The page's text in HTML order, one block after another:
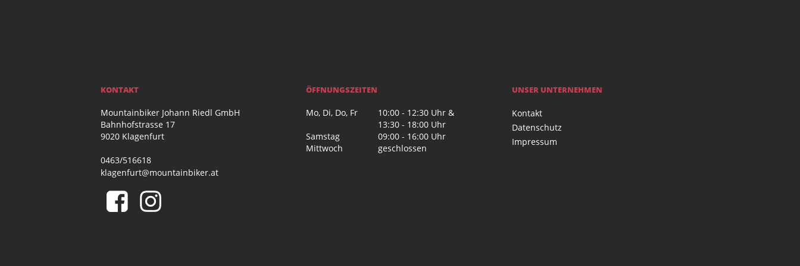
KONTAKT
Mountainbiker Johann Riedl GmbH
Bahnhofstrasse 17
9020 Klagenfurt
0463/516618
klagenfurt@mountainbiker.at
ÖFFNUNGSZEITEN
Mo, Di, Do, Fr
10:00 - 12:30 Uhr &
13:30 - 18:00 Uhr
Samstag
09:00 - 16:00 Uhr
Mittwoch
geschlossen
UNSER UNTERNEHMEN
Kontakt
Datenschutz
Impressum